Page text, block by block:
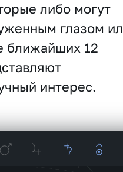
либо могут
глазом
ближайших 12
интерес.